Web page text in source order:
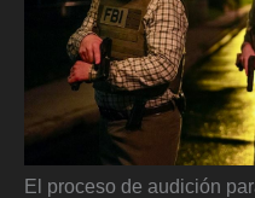
El proceso de audición